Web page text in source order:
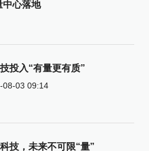
中心落地
投入“有量更有质”
08-03 09:14
技，未来不可限“量”